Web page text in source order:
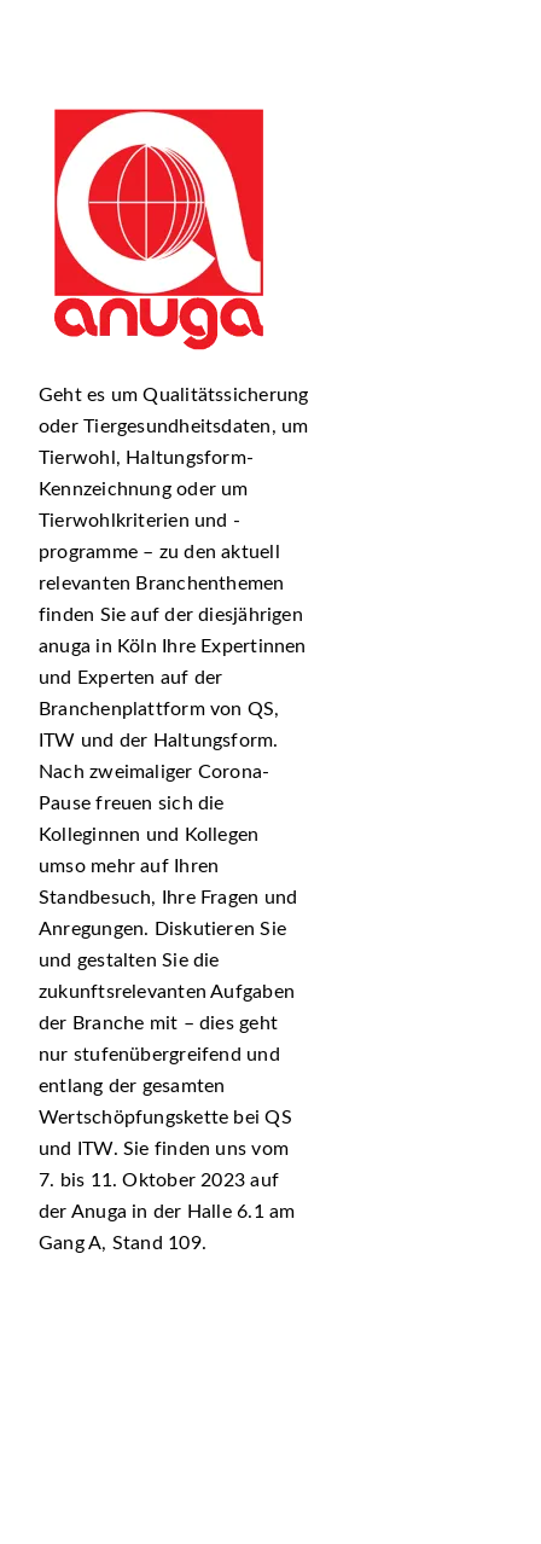
Geht es um Qualitätssicherung
oder Tiergesundheitsdaten, um
Tierwohl, Haltungsform-
Kennzeichnung oder um
Tierwohlkriterien und -
programme – zu den aktuell
relevanten Branchenthemen
fi­nden Sie auf der diesjährigen
anuga in Köln Ihre Expertinnen
und Experten auf der
Branchenplattform von QS,
ITW und der Haltungsform.
Nach zweimaliger Corona-
Pause freuen sich die
Kolleginnen und Kollegen
umso mehr auf Ihren
Standbesuch, Ihre Fragen und
Anregungen. Diskutieren Sie
und gestalten Sie die
zukunftsrelevanten Aufgaben
der Branche mit – dies geht
nur stufenübergreifend und
entlang der gesamten
Wertschöpfungskette bei QS
und ITW. Sie ­finden uns vom
7. bis 11. Oktober 2023 auf
der Anuga in der Halle 6.1 am
Gang A, Stand 109.